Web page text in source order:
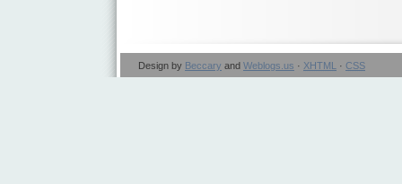
Design by Beccary and Weblogs.us · XHTML · CSS